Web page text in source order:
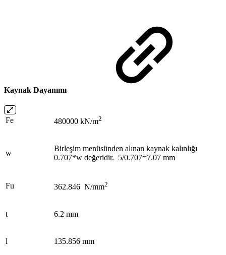
Kaynak Dayanımı
Fe 480000 kN/m2
w
Birleşim menüsünden alınan kaynak kalınlığı
0.707*w değeridir. 5/0.707=7.07 mm
Fu 362.846 N/mm2
t 6.2 mm
l 135.856 mm